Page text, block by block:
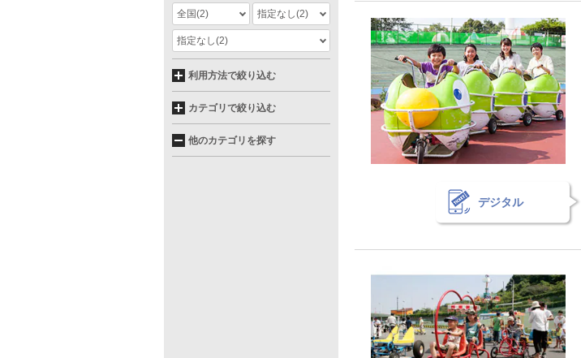
デジタル
全国(2) 指定なし(2)
指定なし(2)
利用方法で絞り込む
カテゴリで絞り込む
他のカテゴリを探す